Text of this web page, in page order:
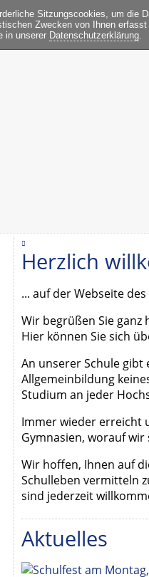
Sitzungscookies, um die
Zwecken von Ihnen erfasst
in unserer Datenschutzerklärung.
Herzlich
... auf der Webseite
Wir begrüßen Sie
Hier können Sie sich
An unserer Schule gibt
Allgemeinbildung
Studium an jeder
Immer wieder erreicht
Gymnasien, worauf wir
Wir hoffen, Ihnen auf
Schulleben vermitteln
sind jederzeit
Aktuelles